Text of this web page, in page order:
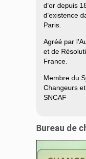
d'or depuis
d'existence
Paris.
Agréé par
et de
France.
Membre du
Changeurs
SNCAF
Bureau de